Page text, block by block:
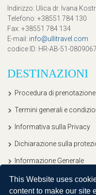
This Website uses
content to make our site
Indirizzo: Ulica dr. Ivana
Telefono: +38551 784 130
Fax: +38551 784 134
E-mail : info@ullitravel.com
codice ID: HR-AB-51-
DESTINAZIONI
Procedura di prenotazione
Termini generali e
Informativa sulla Privacy
Dichiarazione sulla
Informazione Generale